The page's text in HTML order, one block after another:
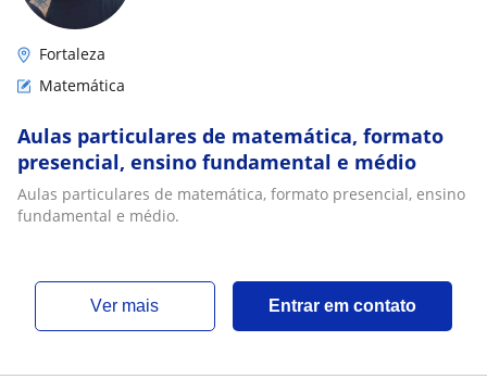
Fortaleza
Matemática
Aulas particulares de matemática, formato
presencial, ensino fundamental e médio
Aulas particulares de matemática, formato presencial, ensino
fundamental e médio.
ver mais Entrar em contato